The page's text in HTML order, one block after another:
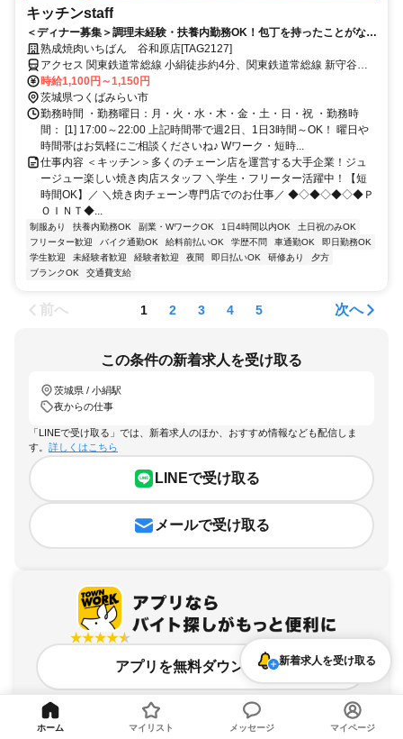
キッチンstaff
＜ディナー募集＞調理未経験・扶養内勤務OK！包丁を持ったことがない
方でも大丈夫◎優しく教えます！
熟成焼肉いちばん 谷和原店[TAG2127]
アクセス 関東鉄道常総線 小絹徒歩約4分、関東鉄道常総線 新守谷徒
歩約23分、関東鉄道常総線 守谷中央西口徒歩約46分 「小絹駅」徒歩
3分
時給1,100円～1,150円
茨城県つくばみらい市
勤務時間 ・勤務曜日：月・火・水・木・金・土・日・祝 ・勤務時
間： [1] 17:00～22:00 上記時間帯で週2日、1日3時間～OK！ 曜日や
時間帯はお気軽にご相談くださいね♪ Wワーク・短時...
仕事内容 ＜キッチン＞多くのチェーン店を運営する大手企業！ジュ
ージュー楽しい焼き肉店スタッフ ＼学生・フリーター活躍中！【短
時間OK】／ ＼焼き肉チェーン専門店でのお仕事／ ◆◇◆◇◆◇◆Ｐ
ＯＩＮＴ◆...
制服あり 扶養内勤務OK 副業・WワークOK 1日4時間以内OK
土日祝のみOK
フリーター歓迎
バイク通勤OK 給料前払いOK 学歴不問 車通勤OK
即日勤務OK
学生歓迎
未経験者歓迎 経験者歓迎 夜間 即日払いOK 研修あり
夕方
ブランクOK
交通費支給
前へ 1 2 3 4 5 次へ
この条件の新着求人を受け取る
茨城県 / 小絹駅
夜からの仕事
「LINEで受け取る」では、新着求人のほか、おすすめ情報なども配信しま
す。 詳しくはこちら
LINEで受け取る
メールで受け取る
アプリを無料ダウンロード新着求人を受け取る
ホーム マイリスト メッセージ マイページ